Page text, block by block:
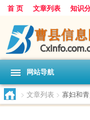
首 页 文章列表 知识
网站导航
> 文章列表 > 寡妇和